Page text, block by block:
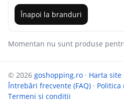
Înapoi la branduri
Momentan nu sunt produse
© 2026 goshopping.ro · Harta site
Întrebări frecvente (FAQ) ·
Termeni si conditii